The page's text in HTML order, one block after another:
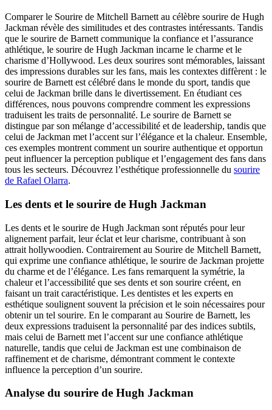
Comparer le Sourire de Mitchell Barnett au célèbre sourire de Hugh
Jackman révèle des similitudes et des contrastes intéressants. Tandis
que le sourire de Barnett communique la confiance et l’assurance
athlétique, le sourire de Hugh Jackman incarne le charme et le
charisme d’Hollywood. Les deux sourires sont mémorables, laissant
des impressions durables sur les fans, mais les contextes diffèrent : le
sourire de Barnett est célébré dans le monde du sport, tandis que
celui de Jackman brille dans le divertissement. En étudiant ces
différences, nous pouvons comprendre comment les expressions
traduisent les traits de personnalité. Le sourire de Barnett se
distingue par son mélange d’accessibilité et de leadership, tandis que
celui de Jackman met l’accent sur l’élégance et la chaleur. Ensemble,
ces exemples montrent comment un sourire authentique et opportun
peut influencer la perception publique et l’engagement des fans dans
tous les secteurs. Découvrez l’esthétique professionnelle du sourire
de Rafael Olarra.
Les dents et le sourire de Hugh Jackman
Les dents et le sourire de Hugh Jackman sont réputés pour leur
alignement parfait, leur éclat et leur charisme, contribuant à son
attrait hollywoodien. Contrairement au Sourire de Mitchell Barnett,
qui exprime une confiance athlétique, le sourire de Jackman projette
du charme et de l’élégance. Les fans remarquent la symétrie, la
chaleur et l’accessibilité que ses dents et son sourire créent, en
faisant un trait caractéristique. Les dentistes et les experts en
esthétique soulignent souvent la précision et le soin nécessaires pour
obtenir un tel sourire. En le comparant au Sourire de Barnett, les
deux expressions traduisent la personnalité par des indices subtils,
mais celui de Barnett met l’accent sur une confiance athlétique
naturelle, tandis que celui de Jackman est une combinaison de
raffinement et de charisme, démontrant comment le contexte
influence la perception d’un sourire.
Analyse du sourire de Hugh Jackman